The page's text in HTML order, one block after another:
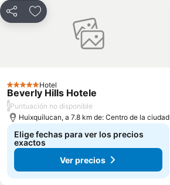
CompartirAgregar a favoritos
5 EstrellasHotel
Beverly Hills Hotele
/Puntuación no disponible
Huixquilucan, a 7.8 km de: Centro de la ciudad
Elige fechas para ver los precios
exactos
Ver precios